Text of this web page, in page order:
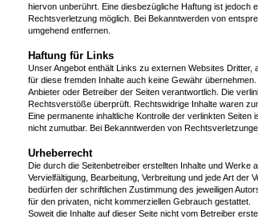
hiervon unberührt. Eine diesbezügliche Haftung ist jedoch
Rechtsverletzung möglich. Bei Bekanntwerden von
umgehend entfernen.
Haftung für Links
Unser Angebot enthält Links zu externen Websites
für diese fremden Inhalte auch keine Gewähr
Anbieter oder Betreiber der Seiten verantwortlich. Die
Rechtsverstöße überprüft. Rechtswidrige Inhalte waren
Eine permanente inhaltliche Kontrolle der verlinkten
nicht zumutbar. Bei Bekanntwerden von
Urheberrecht
Die durch die Seitenbetreiber erstellten Inhalte und Werke
Vervielfältigung, Bearbeitung, Verbreitung und jede Art
bedürfen der schriftlichen Zustimmung des jeweiligen
für den privaten, nicht kommerziellen Gebrauch gestattet.
Soweit die Inhalte auf dieser Seite nicht vom Betreiber